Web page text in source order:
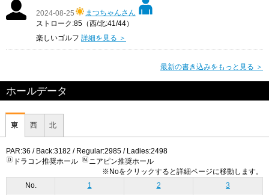
2024-08-25
まつちゃんさん
ストローク:85（西/北:41/44）
楽しいゴルフ 詳細を見る ＞
最新の書き込みをもっと見る ＞
ホールデータ
東 西 北
PAR:36 / Back:3182 / Regular:2985 / Ladies:2498
ドラコン推奨ホール
ニアピン推奨ホール
※Noをクリックすると詳細ページに移動します。
No.
1 2 3